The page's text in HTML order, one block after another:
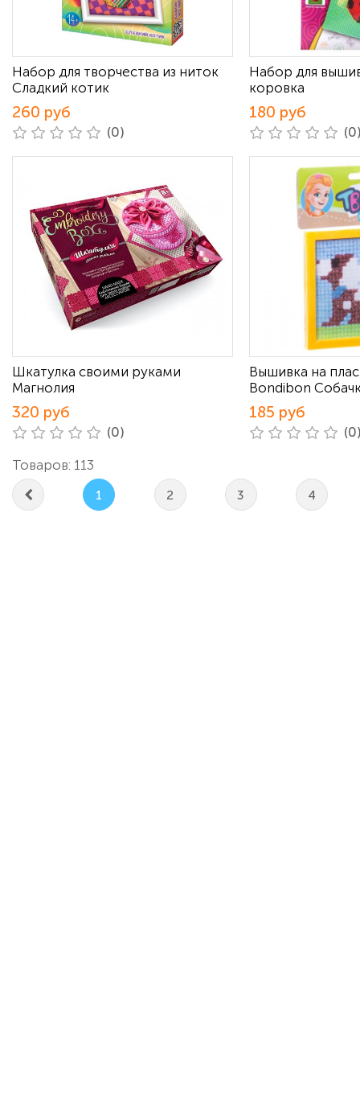
Набор для творчества из ниток
Сладкий котик
260 руб
(0)
Набор для
коровка
180 руб
Шкатулка своими руками
Магнолия
320 руб
(0)
Вышивка на
Bondibon
185 руб
Товаров: 113
1 2 3 4